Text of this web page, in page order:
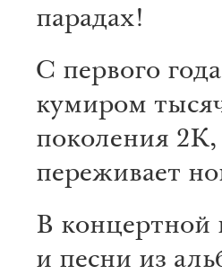
парадах!
С первого
кумиром
поколения 2К,
переживает
В концертной
и песни из